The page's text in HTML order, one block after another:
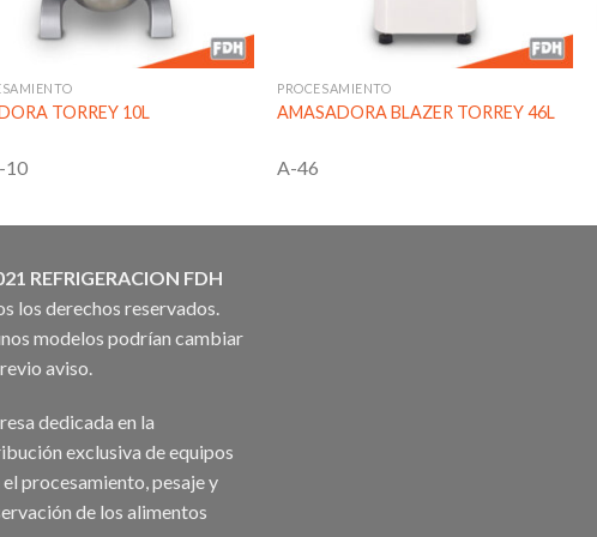
TORREY 10L
10
PROCESAMIENTO
AMASADORA BLAZER TORREY 46L
A-46
REFRIGERACION FDH
los derechos reservados.
modelos podrían cambiar
aviso.
dedicada en la
exclusiva de equipos
procesamiento, pesaje y
de los alimentos